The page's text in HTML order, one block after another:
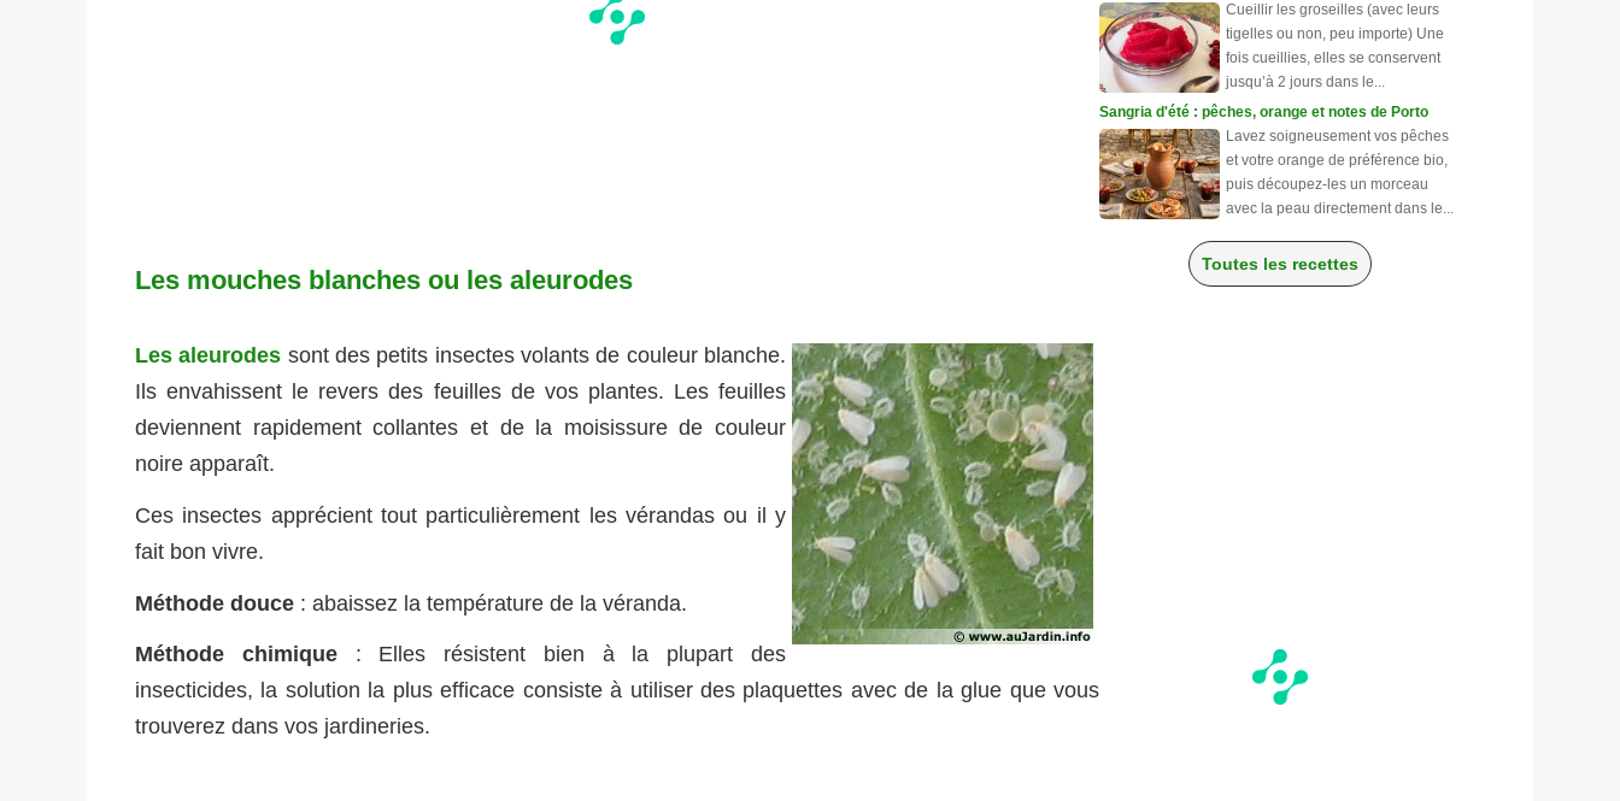
Les mouches blanches ou les aleurodes
Les aleurodes sont des petits insectes volants de couleur blanche.
Ils envahissent le revers des feuilles de vos plantes. Les feuilles
deviennent rapidement collantes et de la moisissure de couleur
noire apparaît.
Ces insectes apprécient tout particulièrement les vérandas ou il y
fait bon vivre.
Méthode douce : abaissez la température de la véranda.
Méthode chimique: Elles résistent bien à la plupart des
insecticides, la solution la plus efficace consiste à utiliser des plaquettes avec de la glue que vous
trouverez dans vos jardineries.
Cueillir les groseilles (avec leurs
tigelles ou non, peu importe) Une
fois cueillies, elles se conservent
jusqu’à 2 jours dans le...
Sangria d'été : pêches, orange et notes de Porto
Lavez soigneusement vos pêches
et votre orange de préférence bio,
puis découpez-les un morceau
avec la peau directement dans le...
Toutes les recettes